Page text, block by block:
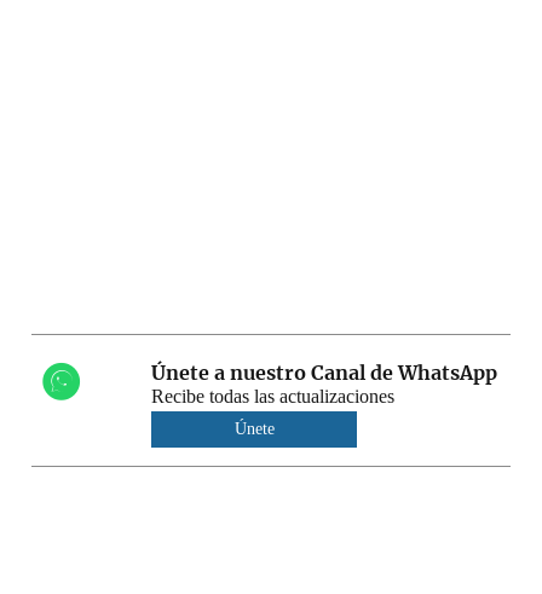
Únete a nuestro Canal de WhatsApp
Recibe todas las actualizaciones
Únete